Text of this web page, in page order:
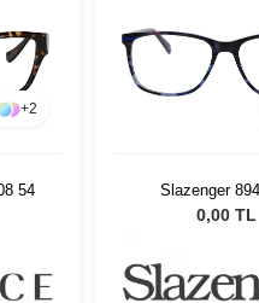
+2
54 Slazenger
0,00 TL